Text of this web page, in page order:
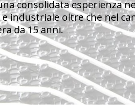
consolidata esperienza
industriale oltre che nel
da 15 anni.